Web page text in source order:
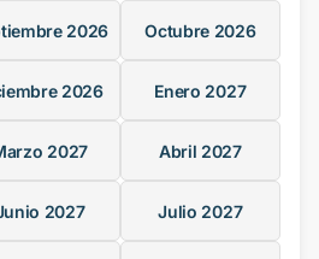
2026 Octubre 2026
2026 Enero 2027
2027 Abril 2027
2027 Julio 2027